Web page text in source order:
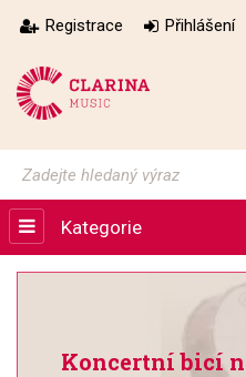
Registrace Přihlášení
Kategorie
Koncertní bicí